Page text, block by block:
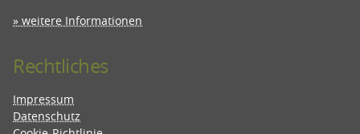
» weitere Informationen
Rechtliches
Impressum
Datenschutz